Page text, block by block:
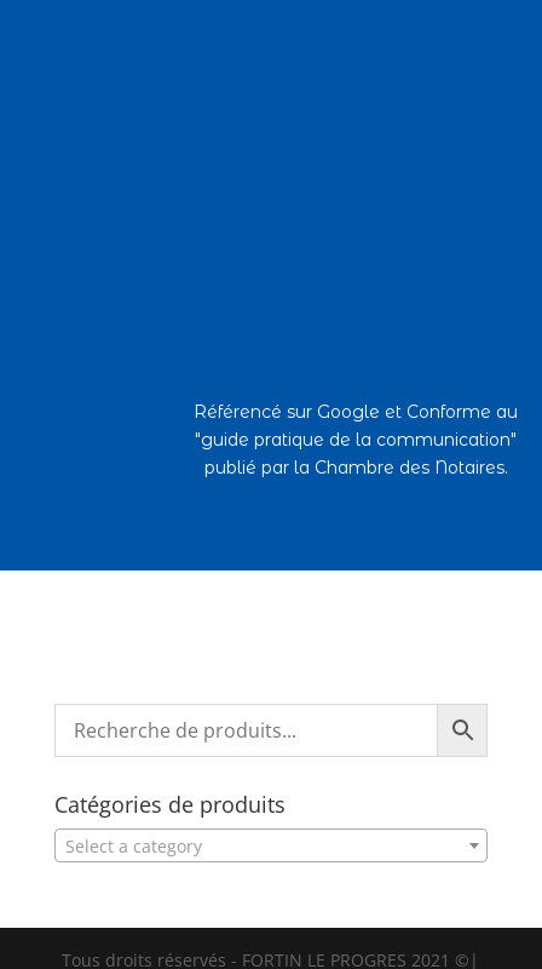
Référencé sur Google et Conforme au
"guide pratique de la communication"
publié par la Chambre des Notaires.
Catégories de produits
Select a category
Tous droits réservés - FORTIN LE PROGRES 2021 ©|